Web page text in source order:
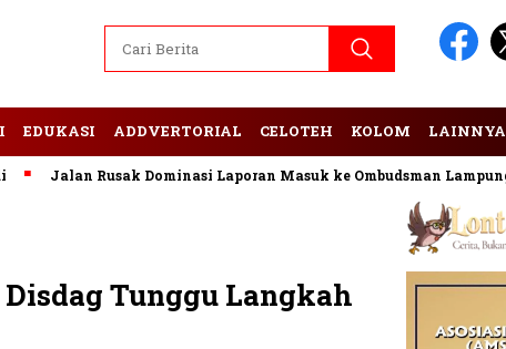
EDUKASI ADDVERTORIAL CELOTEH KOLOM LAINNYA
Jalan Rusak Dominasi Laporan Masuk ke Ombudsman Lampung
Tunggu Langkah